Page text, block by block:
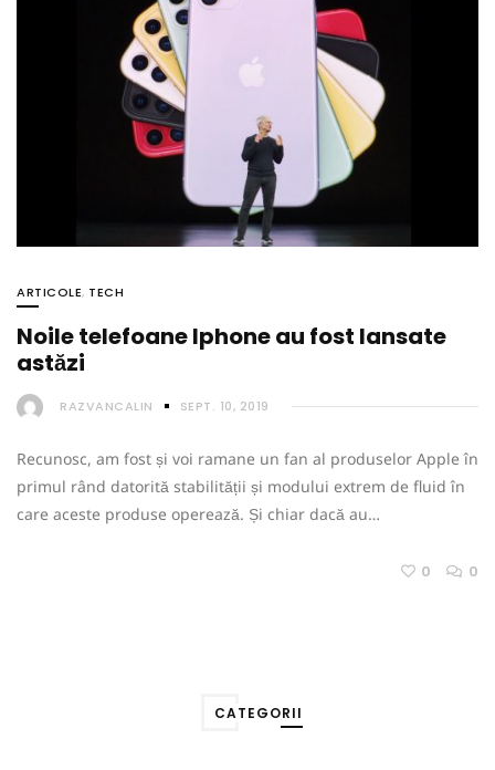
ARTICOLE, TECH
Noile telefoane Iphone au fost lansate
astăzi
RAZVANCALIN SEPT. 10, 2019
Recunosc, am fost și voi ramane un fan al produselor Apple în
primul rând datorită stabilității și modului extrem de fluid în
care aceste produse operează. Și chiar dacă au…
0 0
CATEGORII